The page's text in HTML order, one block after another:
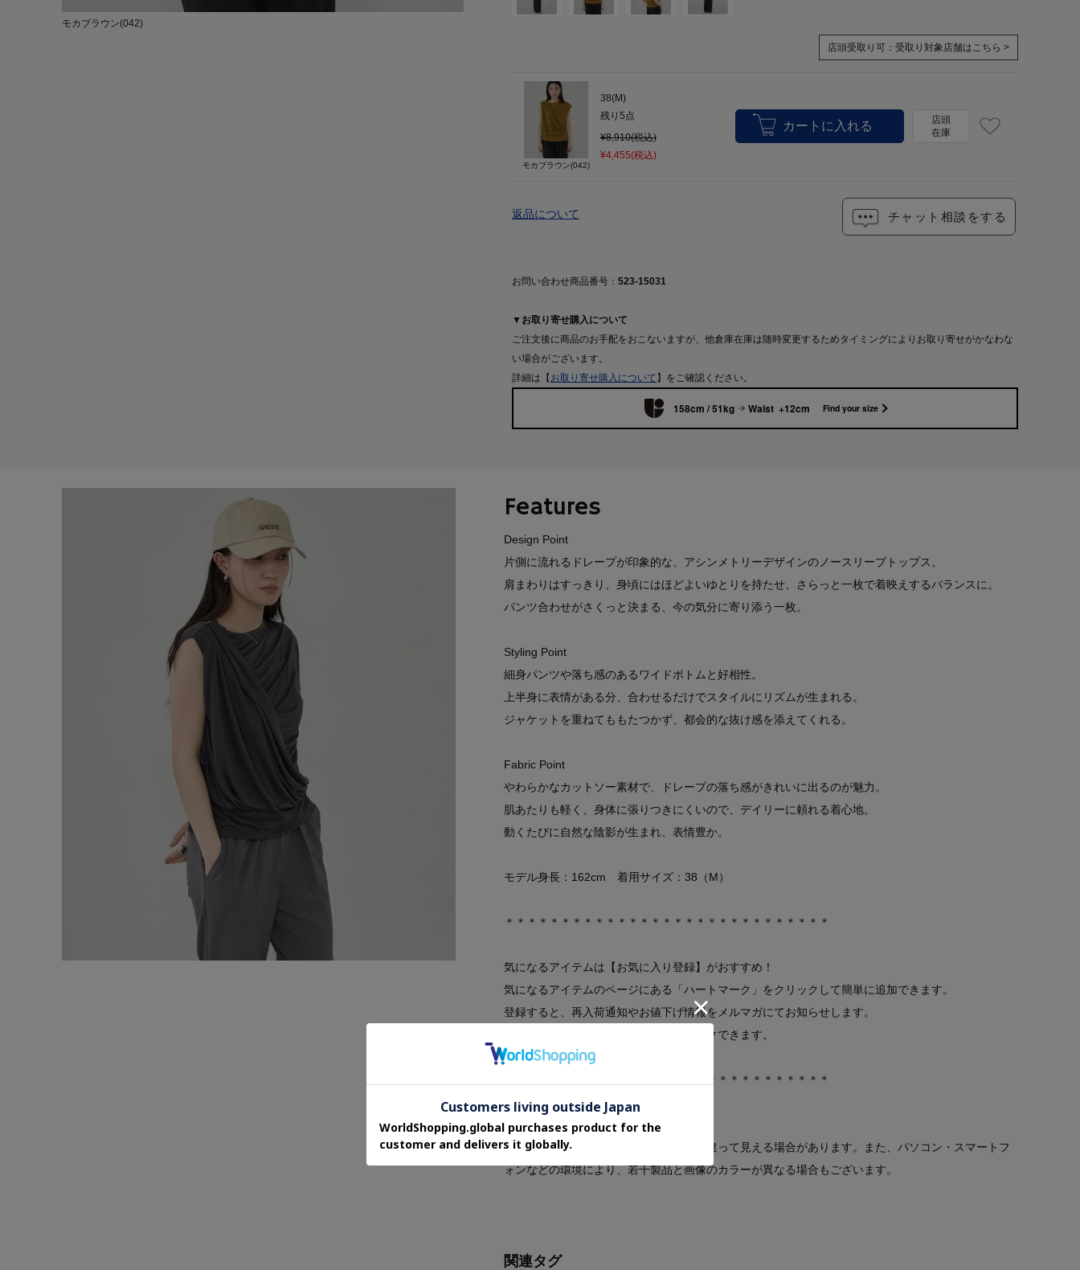
モカブラウン(042)
店頭受取り可： 受取り対象店舗はこちら >
モカブラウン(042)
38(M)
残り 5点
¥8,910(税込)
¥4,455(税込)
店頭
在庫
チャット相談をする
返品について
お問い合わせ商品番号： 523-15031
▼お取り寄せ購入について
ご注文後に商品のお手配をおこないますが、他倉庫在庫は随時変更するためタイミングによりお取り寄せがかなわな
い場合がございます。
詳細は【 お取り寄せ購入について 】をご確認ください。
158cm / 51kg Waist +12cm Find your size
Features
Design Point
片側に流れるドレープが印象的な、アシンメトリーデザインのノースリーブトップス。
肩まわりはすっきり、身頃にはほどよいゆとりを持たせ、さらっと一枚で着映えするバランスに。
パンツ合わせがさくっと決まる、今の気分に寄り添う一枚。
Styling Point
細身パンツや落ち感のあるワイドボトムと好相性。
上半身に表情がある分、合わせるだけでスタイルにリズムが生まれる。
ジャケットを重ねてももたつかず、都会的な抜け感を添えてくれる。
Fabric Point
やわらかなカットソー素材で、ドレープの落ち感がきれいに出るのが魅力。
肌あたりも軽く、身体に張りつきにくいので、デイリーに頼れる着心地。
動くたびに自然な陰影が生まれ、表情豊か。
モデル身長：162cm 着用サイズ：38（M）
＊＊＊＊＊＊＊＊＊＊＊＊＊＊＊＊＊＊＊＊＊＊＊＊＊＊＊＊＊
気になるアイテムは【お気に入り登録】がおすすめ！
気になるアイテムのページにある「ハートマーク」をクリックして簡単に追加できます。
登録すると、再入荷通知やお値下げ情報をメルマガにてお知らせします。
マイページにてお気に入り一覧もチェックできます。
＊＊＊＊＊＊＊＊＊＊＊＊＊＊＊＊＊＊＊＊＊＊＊＊＊＊＊＊＊
※照明の関係により、実際よりも色味が違って見える場合があります。また、パソコン・スマートフ
ォンなどの環境により、若干製品と画像のカラーが異なる場合もございます。
関連タグ